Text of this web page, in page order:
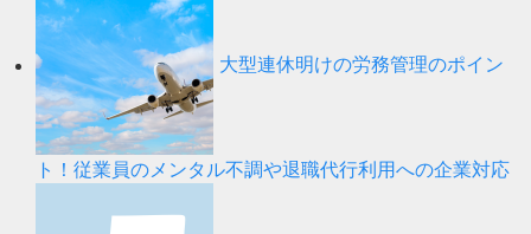
大型連休明けの労務管理のポイン
ト！従業員のメンタル不調や退職代行利用への企業対応